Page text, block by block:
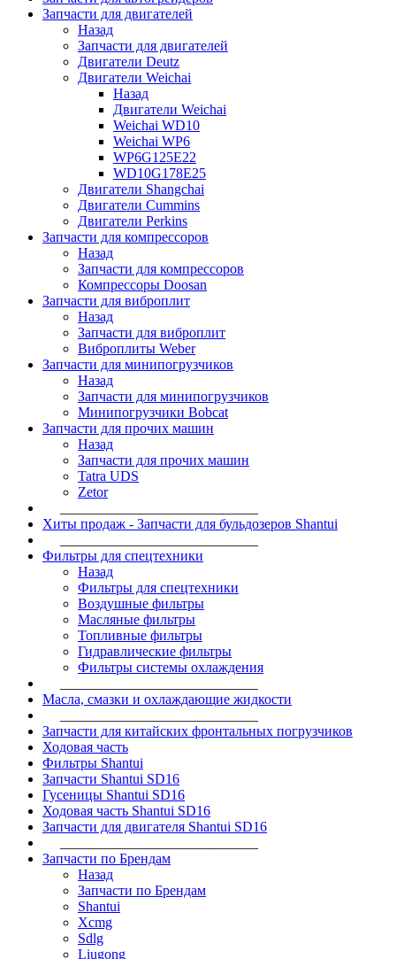
Запчасти для двигателей
Назад
Запчасти для двигателей
Двигатели Deutz
Двигатели Weichai
Назад
Двигатели Weichai
Weichai WD10
Weichai WP6
WP6G125E22
WD10G178E25
Двигатели Shangchai
Двигатели Cummins
Двигатели Perkins
Запчасти для компрессоров
Назад
Запчасти для компрессоров
Компрессоры Doosan
Запчасти для виброплит
Назад
Запчасти для виброплит
Виброплиты Weber
Запчасти для минипогрузчиков
Назад
Запчасти для минипогрузчиков
Минипогрузчики Bobcat
Запчасти для прочих машин
Назад
Запчасти для прочих машин
Tatra UDS
Zetor
Хиты продаж - Запчасти для бульдозеров Shantui
Фильтры для спецтехники
Назад
Фильтры для спецтехники
Воздушные фильтры
Масляные фильтры
Топливные фильтры
Гидравлические фильтры
Фильтры системы охлаждения
Масла, смазки и охлаждающие жидкости
Запчасти для китайских фронтальных погрузчиков
Ходовая часть
Фильтры Shantui
Запчасти Shantui SD16
Гусеницы Shantui SD16
Ходовая часть Shantui SD16
Запчасти для двигателя Shantui SD16
Запчасти по Брендам
Назад
Запчасти по Брендам
Shantui
Xcmg
Sdlg
Liugong